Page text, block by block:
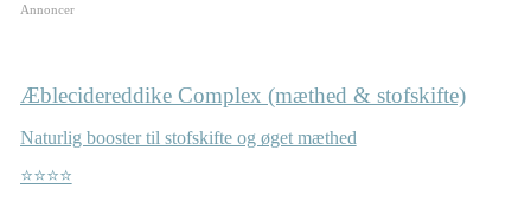
Annoncer
Æblecidereddike Complex (mæthed & stofskifte)
Naturlig booster til stofskifte og øget mæthed
⭐⭐⭐⭐